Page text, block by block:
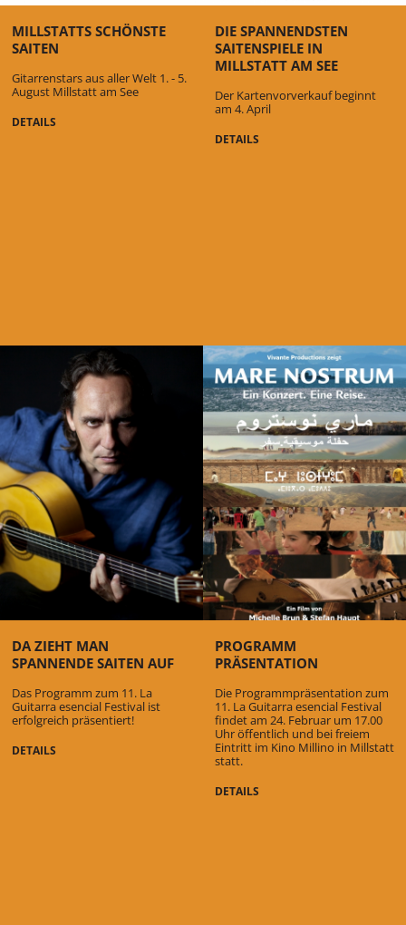
MILLSTATTS SCHÖNSTE
SAITEN
Gitarrenstars aus aller Welt 1. - 5.
August Millstatt am See
DETAILS
DIE SPANNENDSTEN
SAITENSPIELE IN
MILLSTATT AM SEE
Der Kartenvorverkauf beginnt
am 4. April
DETAILS
DA ZIEHT MAN
SPANNENDE SAITEN AUF
Das Programm zum 11. La
Guitarra esencial Festival ist
erfolgreich präsentiert!
DETAILS
PROGRAMM
PRÄSENTATION
Die Programmpräsentation zum
11. La Guitarra esencial Festival
findet am 24. Februar um 17.00
Uhr öffentlich und bei freiem
Eintritt im Kino Millino in Millstatt
statt.
DETAILS